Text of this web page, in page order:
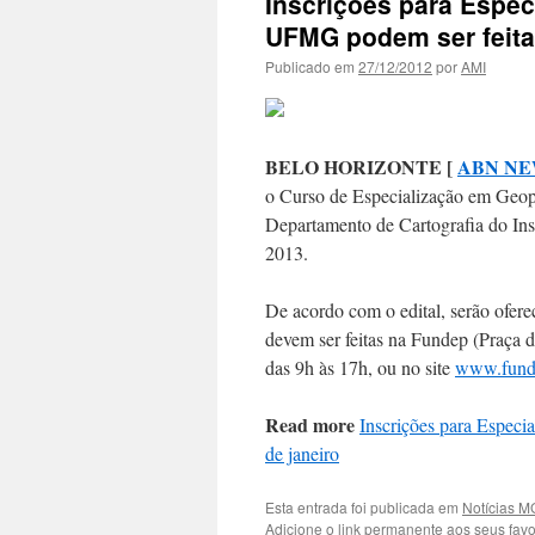
UFMG podem ser
Publicado em 27/12/2012 porAMI
BELO HORIZONTE [ABN
o Curso de Especialização em
Departamento de Cartografia do
2013.
De acordo com o edital, serão
devem ser feitas na Fundep (Praça
das 9h às 17h, ou no site
Read moreInscrições para
de janeiro
Esta entrada foi publicada em Notícias
Adicione o link permanente aos seus